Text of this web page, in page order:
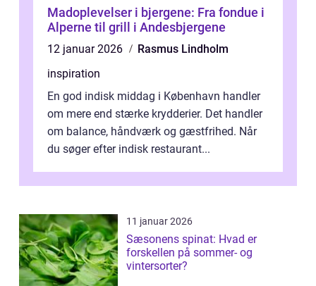
Madoplevelser i bjergene: Fra fondue i
Alperne til grill i Andesbjergene
12 januar 2026
Rasmus Lindholm
inspiration
En god indisk middag i København handler
om mere end stærke krydderier. Det handler
om balance, håndværk og gæstfrihed. Når
du søger efter indisk restaurant...
11 januar 2026
Sæsonens spinat: Hvad er
forskellen på sommer- og
vintersorter?